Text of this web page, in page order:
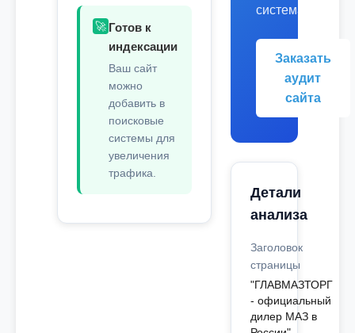
🚀 Готов к
индексации
Ваш сайт
можно
добавить в
поисковые
системы для
увеличения
трафика.
системах.
Заказать
аудит
сайта
Детали
анализа
Заголовок
страницы
"ГЛАВМАЗТОРГ
- официальный
дилер МАЗ в